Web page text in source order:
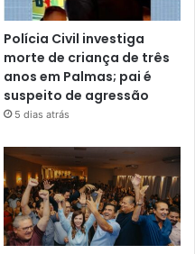
Polícia Civil investiga
morte de criança de três
anos em Palmas; pai é
suspeito de agressão
5 dias atrás